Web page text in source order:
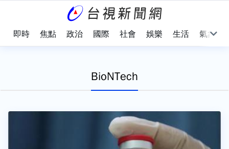
即時 焦點 政治 國際 社會 娛樂 生活 氣象
BioNTech